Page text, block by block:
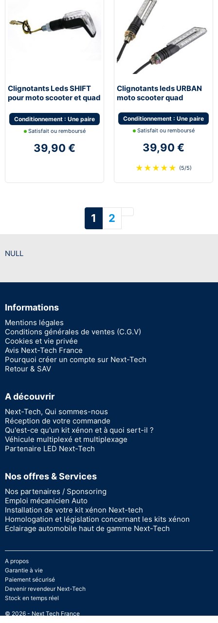
Clignotants Leds SHIFT
pour moto scooter et quad
Conditionnement : Une paire
Satisfait ou remboursé
39,90 €
Clignotants leds URBAN
moto scooter quad
Conditionnement : Une paire
Satisfait ou remboursé
39,90 €
★ ★ ★ ★ ★ (5/5)
1 2 Suivant
NULL
Informations
Mentions légales
Conditions générales de ventes (C.G.V)
Cookies et vie privée
Avis Next-Tech France
Pourquoi créer un compte sur Next-Tech
Retour & SAV
A découvrir
Next-Tech, Qui sommes-nous
Réception de votre commande
Qu'est-ce qu'un kit xénon et à quoi sert-il ?
Véhicule multiplexé et multiplexage
Partenaire LED Next-Tech
Nos offres & Services
Nos partenaires / Sponsoring
Emploi mécanicien Auto
Installation de votre kit xénon Next-tech
Homologation et législation concernant les kits xénon
Eclairage automobile haut de gamme Next-Tech
A propos
Garantie à vie
Paiement sécurisé
Devenir revendeur Next-Tech
Stock en temps réel
© 2026 - Next Tech France